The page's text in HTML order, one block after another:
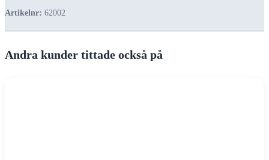
Artikelnr: 62002
Andra kunder tittade också på